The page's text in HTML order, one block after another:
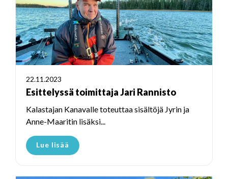
22.11.2023
Esittelyssä toimittaja Jari Rannisto
Kalastajan Kanavalle toteuttaa sisältöjä Jyrin ja
Anne-Maaritin lisäksi...
Lue lisää